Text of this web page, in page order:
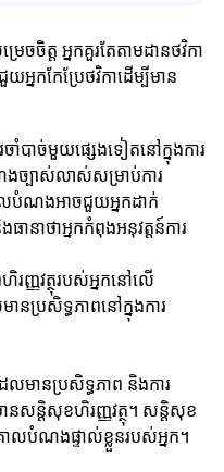
ចចិត្ត អ្នកគួរតែតាមដានថវិកា
នកកែប្រែថវិកាដើម្បីមាន
បាច់មួយផ្សេងទៀតនៅក្នុងការ
ងច្បាស់លាស់សម្រាប់ការ
លបំណងអាចជួយអ្នកដាក់
នាថាអ្នកកំពុងអនុវត្តន៍ការ
រញ្ញវត្ថុរបស់អ្នកនៅលើ
ានប្រសិទ្ធភាពនៅក្នុងការ
លមានប្រសិទ្ធភាព និងការ
សន្ដិសុខហិរញ្ញវត្ថុ។ សន្ដិសុខ
លបំណងផ្ទាល់ខ្លួនរបស់អ្នក។